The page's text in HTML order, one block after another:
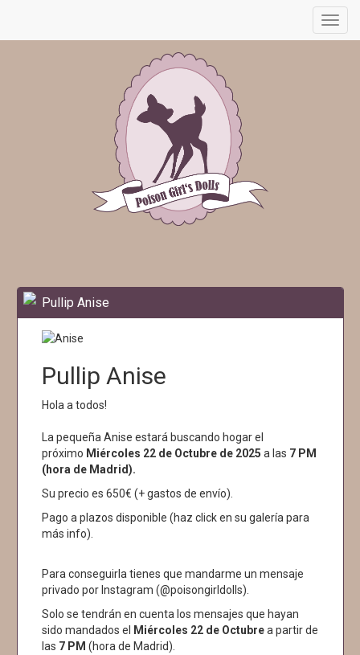
Pullip Anise
Pullip Anise
Hola a todos!
La pequeña Anise estará buscando hogar el
próximo Miércoles 22 de Octubre de 2025 a las 7 PM
(hora de Madrid).
Su precio es 650€ (+ gastos de envío).
Pago a plazos disponible (haz click en su galería para
más info).
Para conseguirla tienes que mandarme un mensaje
privado por Instagram (@poisongirldolls).
Solo se tendrán en cuenta los mensajes que hayan
sido mandados el
Miércoles 22 de Octubrea partir de
las 7 PM (hora de Madrid).